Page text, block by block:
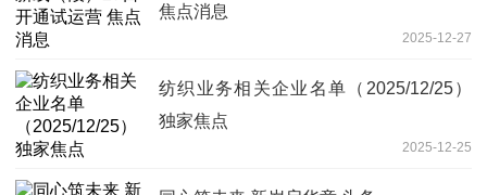
焦点消息
2025-12-27
纺织业务相关企业名单（2025/12/25）
独家焦点
2025-12-25